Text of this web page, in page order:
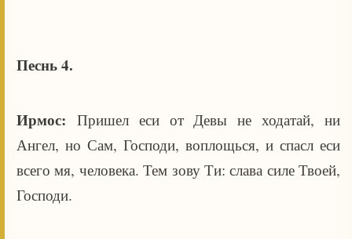
Песнь 4.
Ирмос: Пришел еси от Девы не ходатай, ни
Ангел, но Сам, Господи, воплощься, и спасл еси
всего мя, человека. Тем зову Ти: слава силе Твоей,
Господи.